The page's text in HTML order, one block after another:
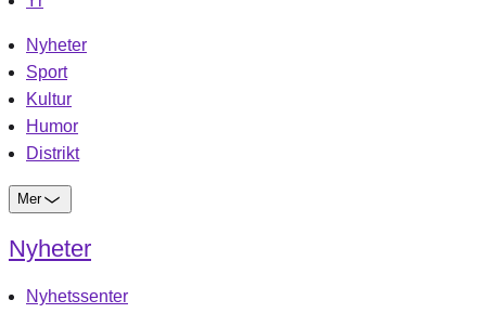
Nyheter
Sport
Kultur
Humor
Distrikt
Mer
Nyheter
Nyhetssenter